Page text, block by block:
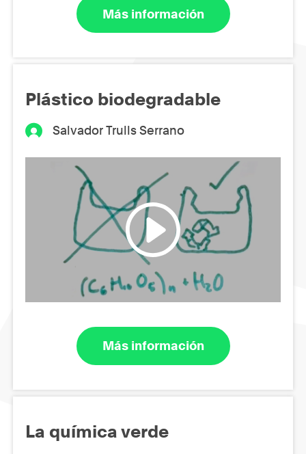
Más información
Plástico biodegradable
Salvador Trulls Serrano
Más información
La química verde